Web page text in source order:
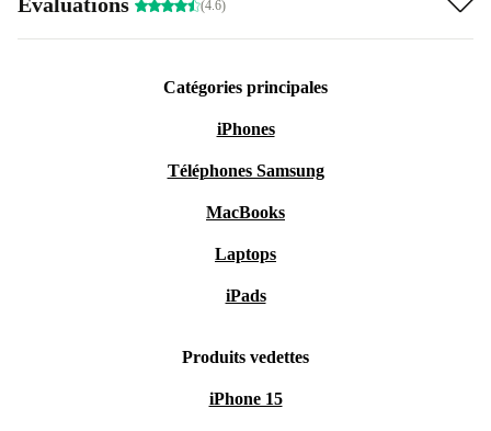
(4.6)
Catégories principales
iPhones
Téléphones Samsung
MacBooks
Laptops
iPads
Produits vedettes
iPhone 15